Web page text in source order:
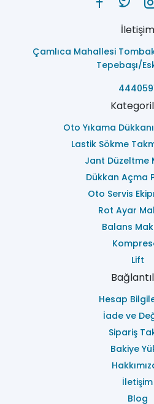
İletişim
Çamlıca Mahallesi
Tepebaşı/
Oto Yıkama
Lastik Sökme
Jant Düzeltme
Dükkan Açma
Oto Servis
Rot Ayar
Balans
Lift
Hesap
İade ve
Sipariş
Bakiye
İletişim
Blog